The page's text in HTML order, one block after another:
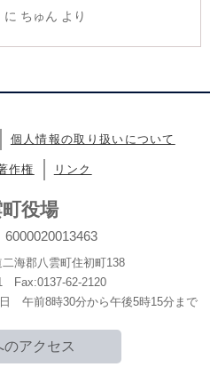
に ちゅん より
個人情報の取り扱いについて
作権 リンク
役場
海郡八雲町住初町138
Fax:0137-62-2120
午前8時30分から午後5時15分まで
のアクセス